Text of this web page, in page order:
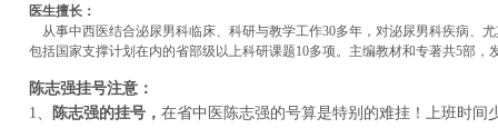
医生擅长：
从事中西医结合泌尿男科临床、科研与教学工作30多年，对泌尿男科疾病、
包括国家支撑计划在内的省部级以上科研课题10多项。主编教材和专著共5部
陈志强挂号注意：
1、
陈志强的挂号， 在省中医陈志强的号算是特别的难挂！上班时